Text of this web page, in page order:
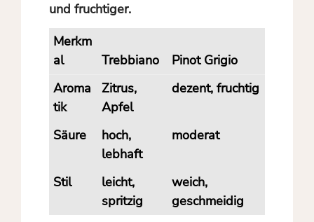
und fruchtiger.
Merkm
al
Trebbiano
Pinot Grigio
Aroma
tik
Zitrus,
Apfel
dezent, fruchtig
Säure
hoch,
lebhaft
moderat
Stil
leicht,
spritzig
weich,
geschmeidig